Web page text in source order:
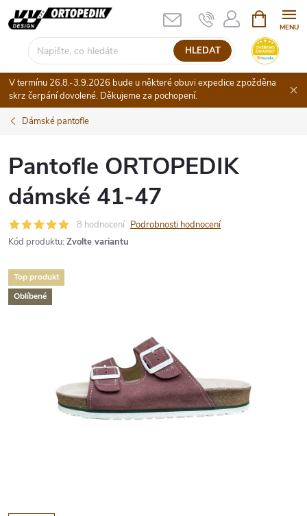
Přejít
na
HLEDAT
NÁKUPNÍ
KOŠÍK
V termínu 26.8.-3.9.2026 bude u některé obuvi expedice zpožděna
skrz čerpání dovolené. Děkujeme za pochopení.
Dámské pantofle
Pantofle ORTOPEDIK
dámské 41-47
8 hodnocení Podrobnosti hodnocení
Kód produktu: Zvolte variantu
Top produkt
Oblíbené